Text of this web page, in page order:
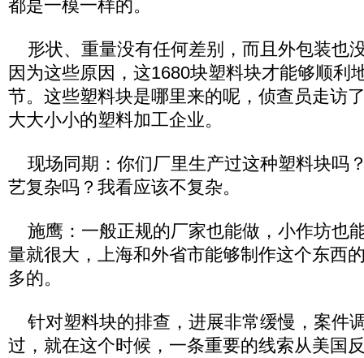
都是一模一样的。
形状、重量没有任何差别，而且外包装也
因为这些原因，这1680块塑料块才能够顺利
节。这些塑料块是哪里来的呢，侦查员走访
大大小小的塑料加工企业。
现场同期：你们厂里生产过这种塑料块吗
艺复杂吗？我看应该不复杂。
施鹰：一般正规的厂家也能做，小作坊也
量就很大，上海和外省市能够制作这个东西
多的。
针对塑料块的排查，进展非常缓慢，案件
过，就在这个时候，一条重要的线索从美国